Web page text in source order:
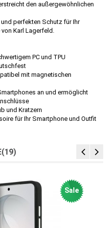
den außergewöhnlichen
perfekten Schutz für Ihr
Karl Lagerfeld.
PC und TPU
mit magnetischen
an und ermöglicht
und Kratzern
für Ihr Smartphone und Outfit
Sale